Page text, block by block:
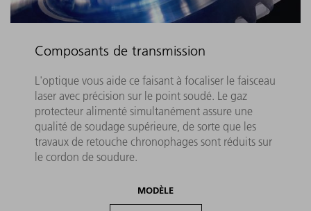
Composants de transmission
L'optique vous aide ce faisant à focaliser le faisceau
laser avec précision sur le point soudé. Le gaz
protecteur alimenté simultanément assure une
qualité de soudage supérieure, de sorte que les
travaux de retouche chronophages sont réduits sur
le cordon de soudure.
MODÈLE